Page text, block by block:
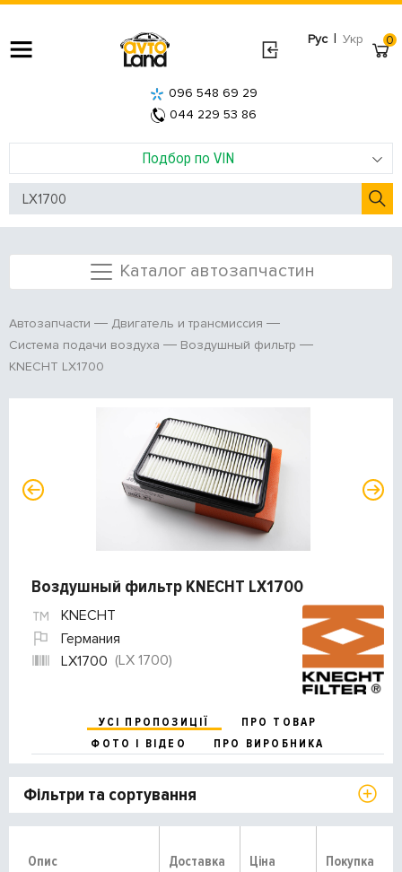
Рус | Укр
Подбор по VIN
096 548 69 29
044 229 53 86
0
Каталог автозапчастин
Автозапчасти
Двигатель и трансмиссия
Система подачи воздуха
Воздушный фильтр
KNECHT LX1700
Воздушный фильтр KNECHT LX1700
KNECHT
Германия
LX1700 (LX 1700)
УСІ ПРОПОЗИЦІЇ
ПРО ТОВАР
ФОТО І ВІДЕО
ПРО ВИРОБНИКА
Фільтри та сортування
Опис Доставка Ціна Покупка